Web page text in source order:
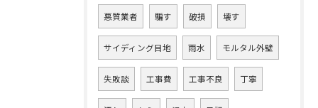
悪質業者 騙す 破損 壊す
サイディング目地 雨水 モルタル外壁
失敗談 工事費 工事不良 丁寧